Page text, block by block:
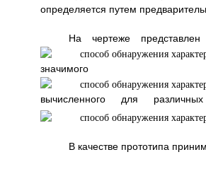
определяется путем
На чертеже
вычисленного для
В качестве прототипа